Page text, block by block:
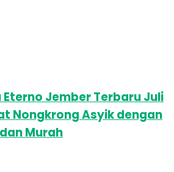
Eterno Jember Terbaru Juli
Nongkrong Asyik dengan
Murah